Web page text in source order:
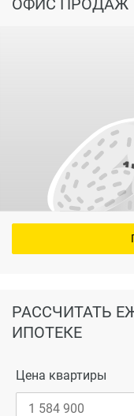
РАССЧИТАТЬ
ИПОТЕКЕ
Цена квартиры